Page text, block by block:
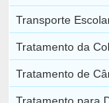
Transporte
Tratamento da
Tratamento de
Tratamento para